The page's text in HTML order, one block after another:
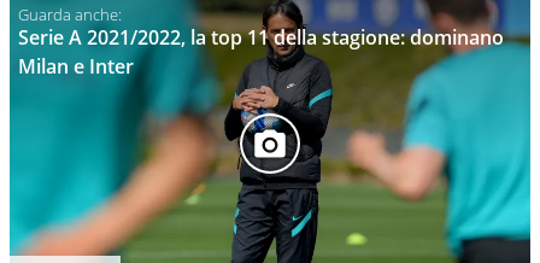
Serie A 2021/2022, la top 11 della stagione: dominano
Milan e Inter